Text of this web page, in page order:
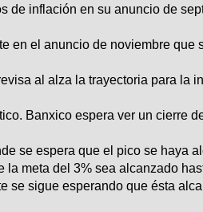
de inflación en su anuncio de
en el anuncio de noviembre que
al alza la trayectoria para la
Banxico espera ver un cierre
se espera que el pico se haya
la meta del 3% sea alcanzado
se sigue esperando que ésta